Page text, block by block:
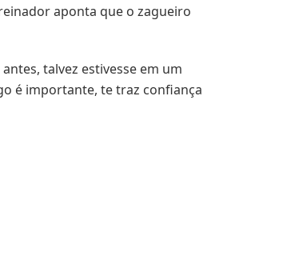
aponta que o zagueiro
talvez estivesse em um
é importante, te traz confiança